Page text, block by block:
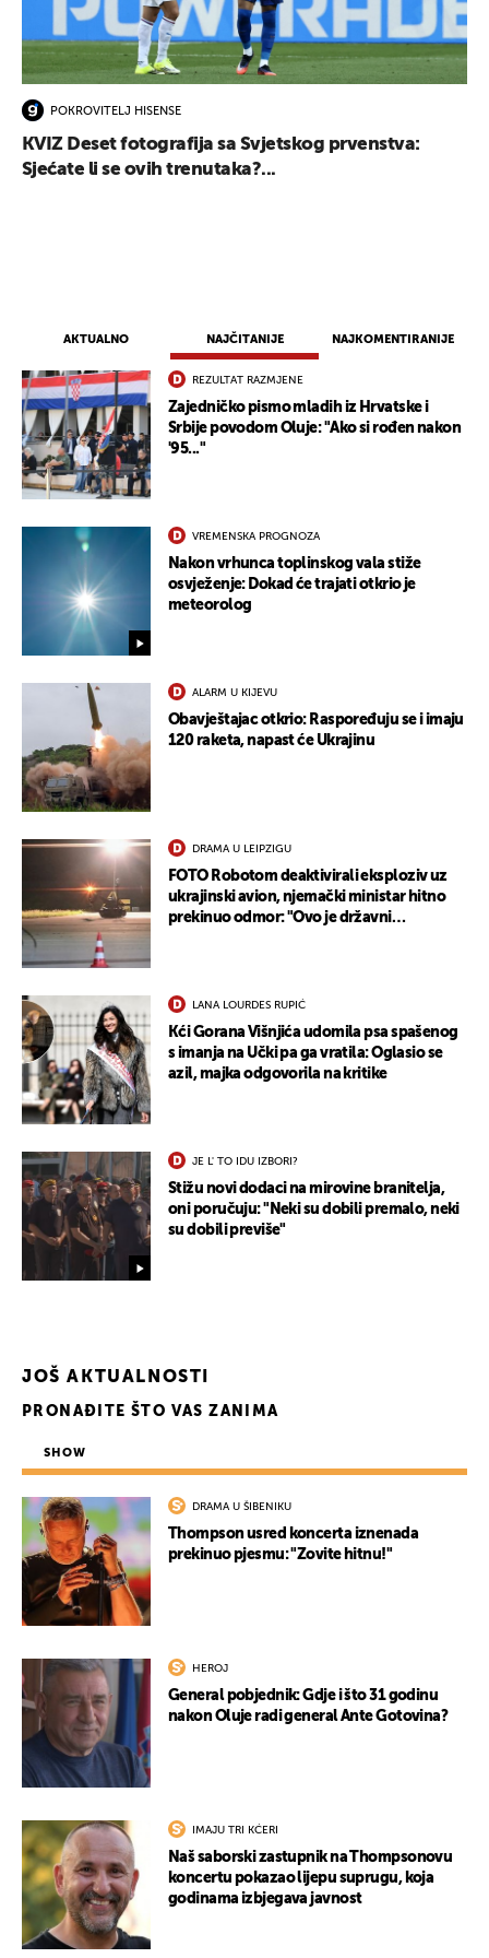
AKTUALNO NAJČITANIJE NAJKOMENTIRANIJE
REZULTAT RAZMJENE
Zajedničko pismo mladih iz Hrvatske i
Srbije povodom Oluje: "Ako si rođen nakon
'95..."
VREMENSKA PROGNOZA
Nakon vrhunca toplinskog vala stiže
osvježenje: Dokad će trajati otkrio je
meteorolog
ALARM U KIJEVU
Obavještajac otkrio: Raspoređuju se i imaju
120 raketa, napast će Ukrajinu
DRAMA U LEIPZIGU
FOTO Robotom deaktivirali eksploziv uz
ukrajinski avion, njemački ministar hitno
prekinuo odmor: "Ovo je državni
LANA LOURDES RUPIĆ
Kći Gorana Višnjića udomila psa spašenog
s imanja na Učki pa ga vratila: Oglasio se
azil, majka odgovorila na kritike
JE L' TO IDU IZBORI?
Stižu novi dodaci na mirovine branitelja,
oni poručuju: "Neki su dobili premalo, neki
su dobili previše"
JOŠ AKTUALNOSTI
POKROVITELJ HISENSE
KVIZ Deset fotografija sa Svjetskog prvenstva:
Sjećate li se ovih trenutaka?...
PRONAĐITE ŠTO VAS ZANIMA
SHOW
DRAMA U ŠIBENIKU
Thompson usred koncerta iznenada
prekinuo pjesmu: "Zovite hitnu!"
HEROJ
General pobjednik: Gdje i što 31 godinu
nakon Oluje radi general Ante Gotovina?
IMAJU TRI KĆERI
Naš saborski zastupnik na Thompsonovu
koncertu pokazao lijepu suprugu, koja
godinama izbjegava javnost
UKLJUČITE NOTIFIKACIJE